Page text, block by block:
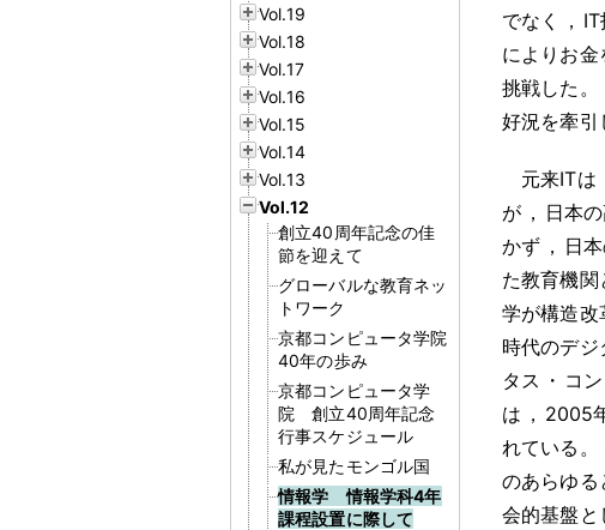
Vol.19
Vol.18
Vol.17
Vol.16
Vol.15
Vol.14
Vol.13
Vol.12
創立40周年記念の佳
節を迎えて
グローバルな教育ネッ
トワーク
京都コンピュータ学院
40年の歩み
京都コンピュータ学
院 創立40周年記念
行事スケジュール
私が見たモンゴル国
情報学 情報学科4年
課程設置に際して
でなく
，
によりお
挑戦した 。
好況を牽引
元来ITは
が ， 日本
かず ， 日
た教育機関
学が構造改
時代のデ
タス ・ コ
は ， 2005
れている 。
のあらゆる
会的基盤と